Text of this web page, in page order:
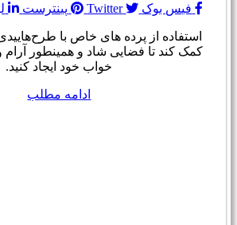
فیس بوک Twitter پینترست
استفاده از پرده های خاص با
کمک کند تا فضایی شاد و همینطور
خواب خود ایجاد کنید.
ادامه مطلب